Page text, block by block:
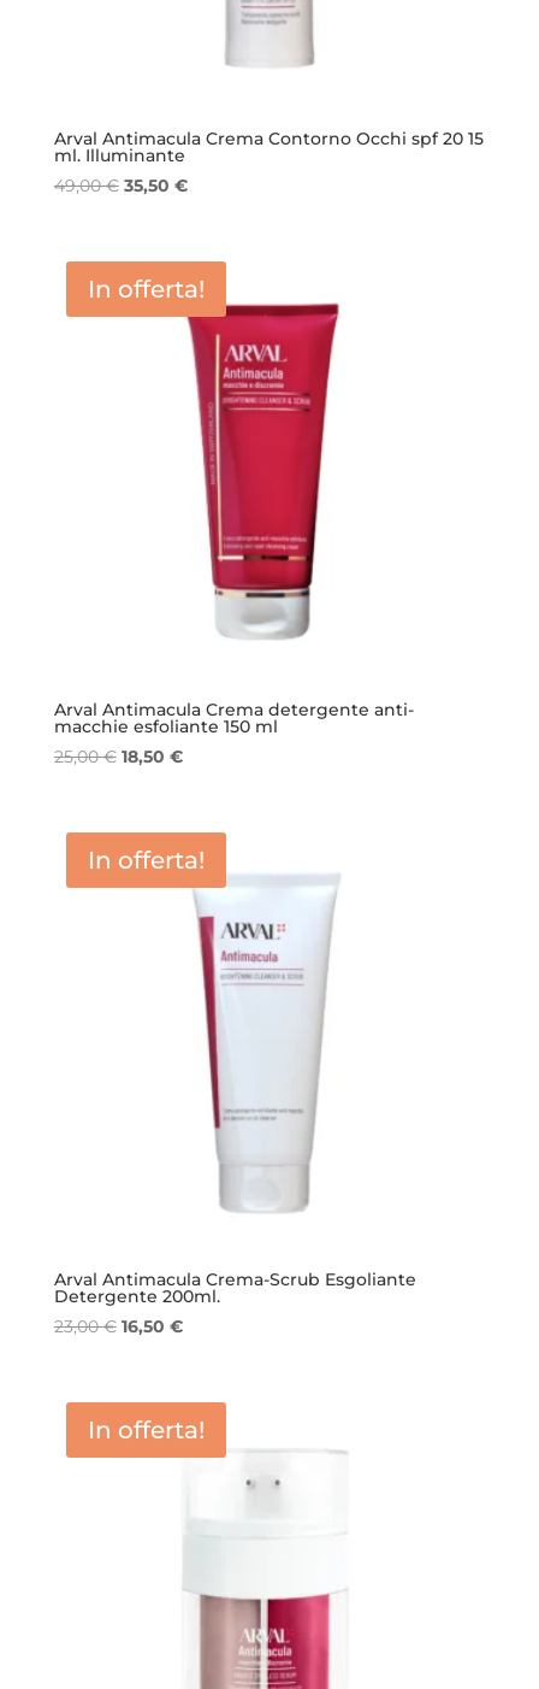
Arval Antimacula Crema Contorno Occhi spf 20 15
ml. Illuminante
49,00€ Il
era:
49,00 €.
35,50 €Il
è:
35,50 €.
In offerta!
Arval Antimacula Crema detergente anti-
macchie esfoliante 150 ml
25,00€ Il
era:
25,00 €.
18,50 €Il
è:
18,50 €.
In offerta!
Arval Antimacula Crema-Scrub Esgoliante
Detergente 200ml.
23,00€ Il
era:
23,00 €.
16,50 €Il
è:
16,50 €.
In offerta!